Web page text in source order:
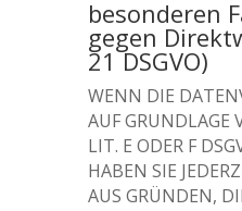
besonderen
gegen
21 DSGVO)
WENN DIE
AUF GRUNDLAGE
LIT. E ODER F
HABEN SIE
AUS GRÜNDEN,